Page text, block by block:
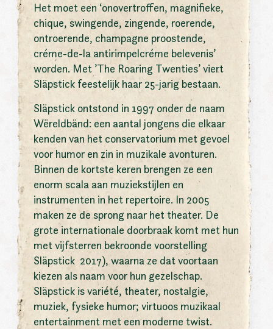
Het moet een ‘onovertroffen, magnifieke,
chique, swingende, zingende, roerende,
ontroerende, champagne proostende,
créme-de-la antirimpelcréme belevenis’
worden. Met ’The Roaring Twenties’ viert
Släpstick feestelijk haar 25-jarig bestaan.
Släpstick ontstond in 1997 onder de naam
Wëreldbänd: een aantal jongens die elkaar
kenden van het conservatorium met gevoel
voor humor en zin in muzikale avonturen.
Binnen de kortste keren brengen ze een
enorm scala aan muziekstijlen en
instrumenten in het repertoire. In 2005
maken ze de sprong naar het theater. De
grote internationale doorbraak komt met hun
met vijfsterren bekroonde voorstelling
Släpstick 2017), waarna ze dat voortaan
kiezen als naam voor hun gezelschap.
Släpstick is variété, theater, nostalgie,
muziek, fysieke humor; virtuoos muzikaal
entertainment met een moderne twist.